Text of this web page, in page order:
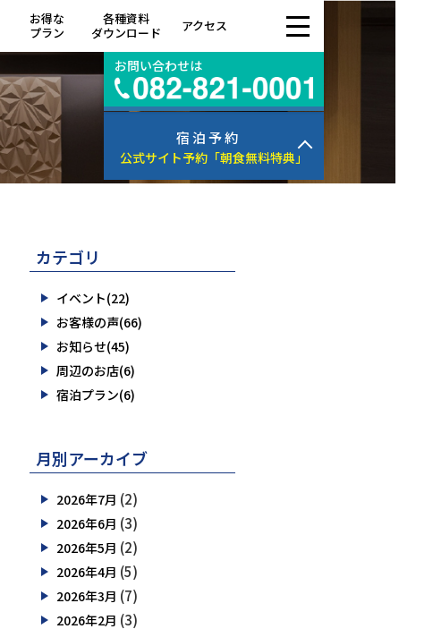
お問い合わせは
お得な
プラン
各種資料
ダウンロード
アクセス
宿 泊 予 約
公式サイト予約 「朝食無料特典」
カテゴリ
イベント(22)
お客様の声(66)
お知らせ(45)
周辺のお店(6)
宿泊プラン(6)
月別アーカイブ
2026年7月 (2)
2026年6月 (3)
2026年5月 (2)
2026年4月 (5)
2026年3月 (7)
2026年2月 (3)